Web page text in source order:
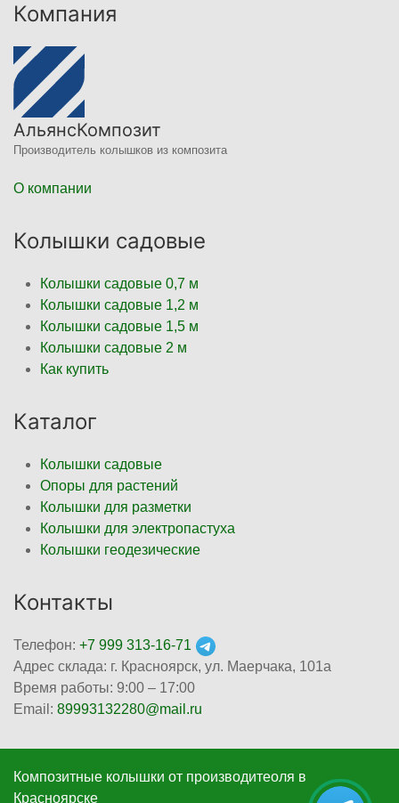
Компания
АльянсКомпозит
Производитель колышков из композита
О компании
Колышки садовые
Колышки садовые 0,7 м
Колышки садовые 1,2 м
Колышки садовые 1,5 м
Колышки садовые 2 м
Как купить
Каталог
Колышки садовые
Опоры для растений
Колышки для разметки
Колышки для электропастуха
Колышки геодезические
Контакты
Телефон: +7 999 313-16-71
Адрес склада: г. Красноярск, ул. Маерчака, 101а
Время работы: 9:00 – 17:00
Email: 89993132280@mail.ru
Композитные колышки от производитеоля в
Красноярскe